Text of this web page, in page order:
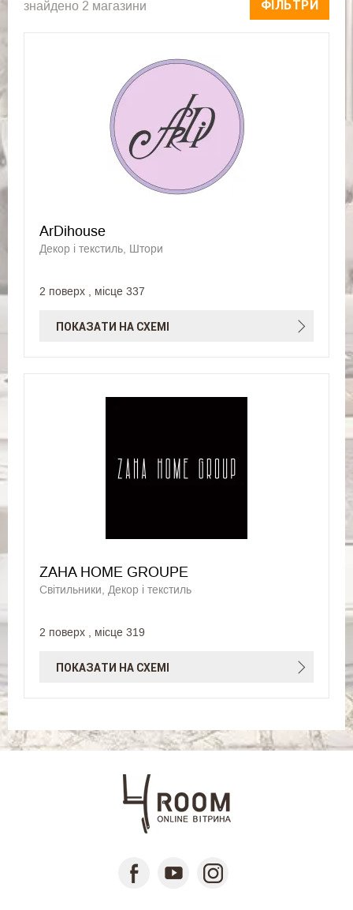
знайдено 2 магазини ФІЛЬТРИ
ArDihouse
Декор і текстиль, Штори
2 поверх , місце 337
ПОКАЗАТИ НА СХЕМІ
ZAHA HOME GROUPE
Світильники, Декор і текстиль
2 поверх , місце 319
ПОКАЗАТИ НА СХЕМІ